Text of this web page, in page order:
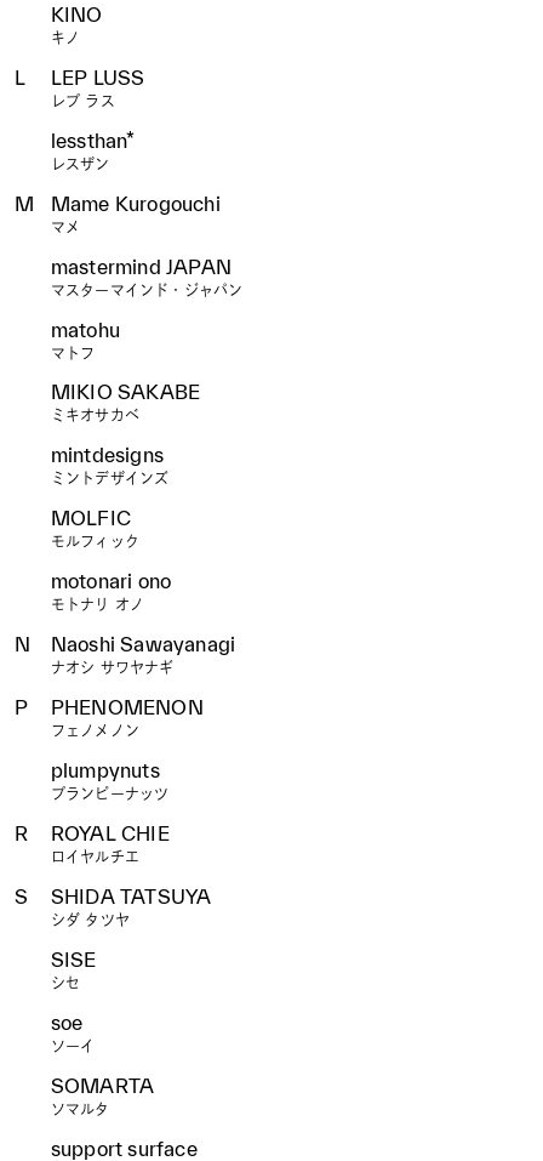
KINO
キノ
L LEP LUSS
レプ ラス
lessthan*
レスザン
M Mame Kurogouchi
マメ
mastermind JAPAN
マスターマインド・ジャパン
matohu
マトフ
MIKIO SAKABE
ミキオサカベ
mintdesigns
ミントデザインズ
MOLFIC
モルフィック
motonari ono
モトナリ オノ
N Naoshi Sawayanagi
ナオシ サワヤナギ
P PHENOMENON
フェノメノン
plumpynuts
プランピーナッツ
R ROYAL CHIE
ロイヤルチエ
S SHIDA TATSUYA
シダ タツヤ
SISE
シセ
soe
ソーイ
SOMARTA
ソマルタ
support surface